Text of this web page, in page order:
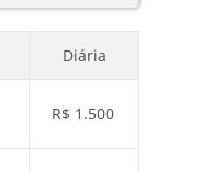
Diária
R$ 1.500